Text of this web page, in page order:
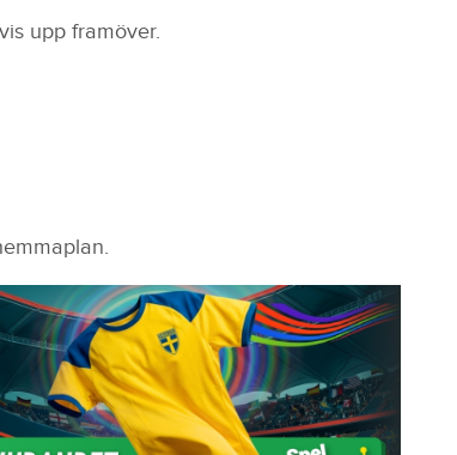
upp framöver.